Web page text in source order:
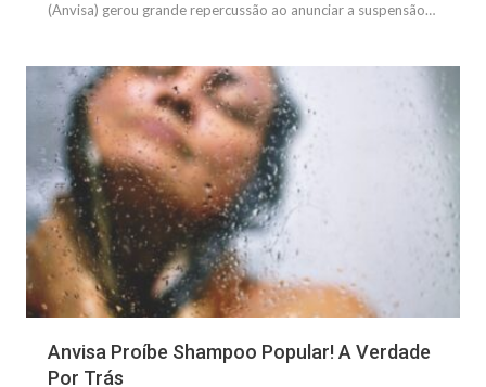
(Anvisa) gerou grande repercussão ao anunciar a suspensão…
NOTÍCIAS
Anvisa Proíbe Shampoo Popular! A Verdade
Por Trás